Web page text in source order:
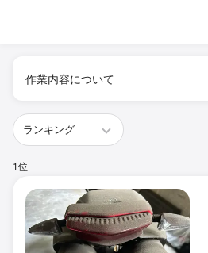
作業内容について
1位